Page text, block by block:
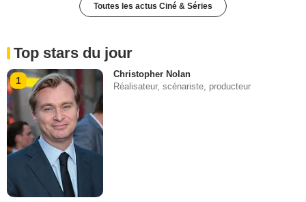
Toutes les actus Ciné & Séries
Top stars du jour
1
Christopher Nolan
Réalisateur, scénariste, producteur